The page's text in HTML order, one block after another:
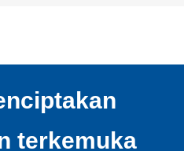
terkemuka